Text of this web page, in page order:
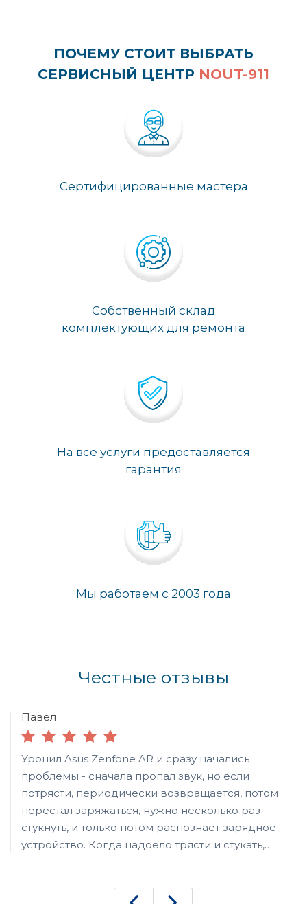
ПОЧЕМУ СТОИТ ВЫБРАТЬ
СЕРВИСНЫЙ ЦЕНТР NOUT-911
Сертифицированные мастера
Собственный склад
комплектующих для ремонта
На все услуги предоставляется
гарантия
Мы работаем с 2003 года
Честные отзывы
Павел
Уронил Asus Zenfone AR и сразу начались
проблемы - сначала пропал звук, но если
потрясти, периодически возвращается, потом
перестал заряжаться, нужно несколько раз
стукнуть, и только потом распознает зарядное
устройство. Когда надоело трясти и стукать,
отходящего от разъема зарядки (во всяком